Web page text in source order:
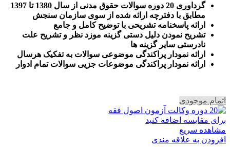
گرداوری 20 دوره سوالات حقوق مدنی از سال 1380 تا 1397
مطابق با دفترچه ارائه شده از سوی سازمان سنجش
ارائه پاسخنامه تشریحی با توضیح کامل و جامع
تشریح نمودن دلیل دستی گزینه موزد نظر و تشریح علت
نادرستی سایر گزینه ها
ارائه نمودار پراکندگی موضوعی سوالات به تفکیک هرسال
رائه نمودار پراکندگی موضوعات جزیی سوالات تمام ادوار
اتمام موجودی
برای مقایسه اضافه کنید
مشاهده سریع
افزودن به علاقه مندی